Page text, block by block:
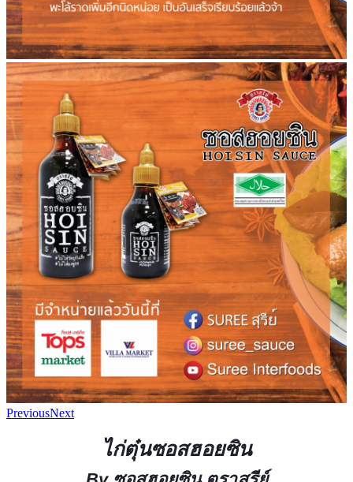
PreviousNext
ไก่ตุ๋นซอสฮอยซิน